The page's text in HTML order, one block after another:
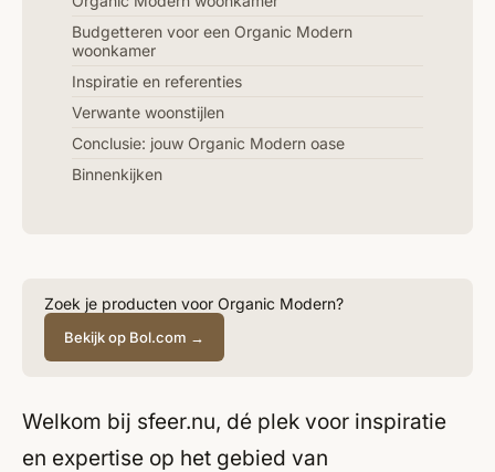
Budgetteren voor een Organic Modern
woonkamer
Inspiratie en referenties
Verwante woonstijlen
Conclusie: jouw Organic Modern oase
Binnenkijken
Zoek je producten voor Organic Modern?
Bekijk op Bol.com →
Welkom bij sfeer.nu, dé plek voor inspiratie
en expertise op het gebied van